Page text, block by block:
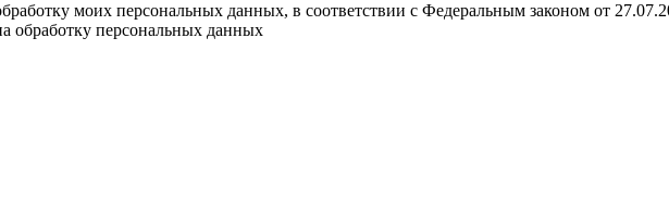
моих персональных данных, в соответствии с Федеральным законом от
обработку персональных данных